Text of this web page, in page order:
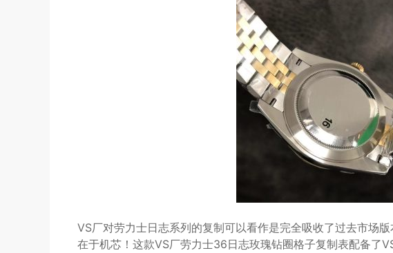
VS厂对劳力士日志系列的复制可以看作是完全吸收了过去市场
在于机芯！这款VS厂劳力士36日志玫瑰钻圈格子复制表配备了